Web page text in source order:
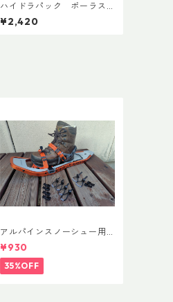
ハイドラパック ポーラス
ポーツ 600ml
¥2,420
アルパインスノーシュー用
ストラップキャッチ(ペア)
¥930
35%OFF